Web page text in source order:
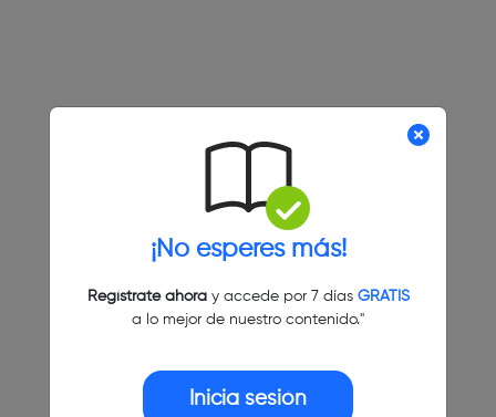
¡No esperes más!
Regístrate ahoray accede por 7 días GRATIS
a lo mejor de nuestro contenido."
Inicia sesión